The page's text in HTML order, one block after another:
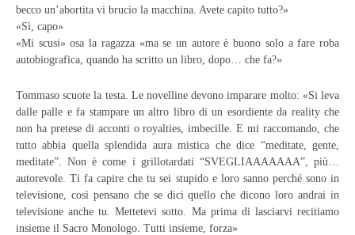
becco un’abortita vi brucio la macchina. Avete capito tutto?»
«Sì, capo»
«Mi scusi» osa la ragazza «ma se un autore è buono solo a fare roba
autobiografica, quando ha scritto un libro, dopo… che fa?»
Tommaso scuote la testa. Le novelline devono imparare molto: «Si leva
dalle palle e fa stampare un altro libro di un esordiente da reality che
non ha pretese di acconti o royalties, imbecille. E mi raccomando, che
tutto abbia quella splendida aura mistica che dice “meditate, gente,
meditate”. Non è come i grillotardati “SVEGLIAAAAAAA”, più…
autorevole. Ti fa capire che tu sei stupido e loro sanno perché sono in
televisione, così pensano che se dici quello che dicono loro andrai in
televisione anche tu. Mettetevi sotto. Ma prima di lasciarvi recitiamo
insieme il Sacro Monologo. Tutti insieme, forza»